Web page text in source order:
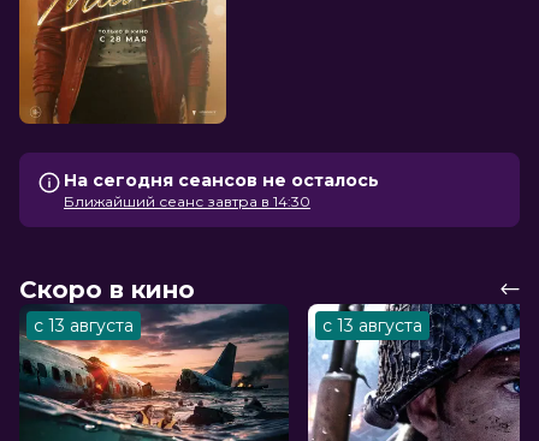
На сегодня сеансов не осталось
Ближайший сеанс завтра в 14:30
Скоро в кино
с 13 августа с 13 августа